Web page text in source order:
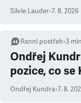
Silvie Lauder•7. 8. 2026
Ranní postřeh•3
Ondřej
pozice, co se
Ondřej Kundra•7. 8.